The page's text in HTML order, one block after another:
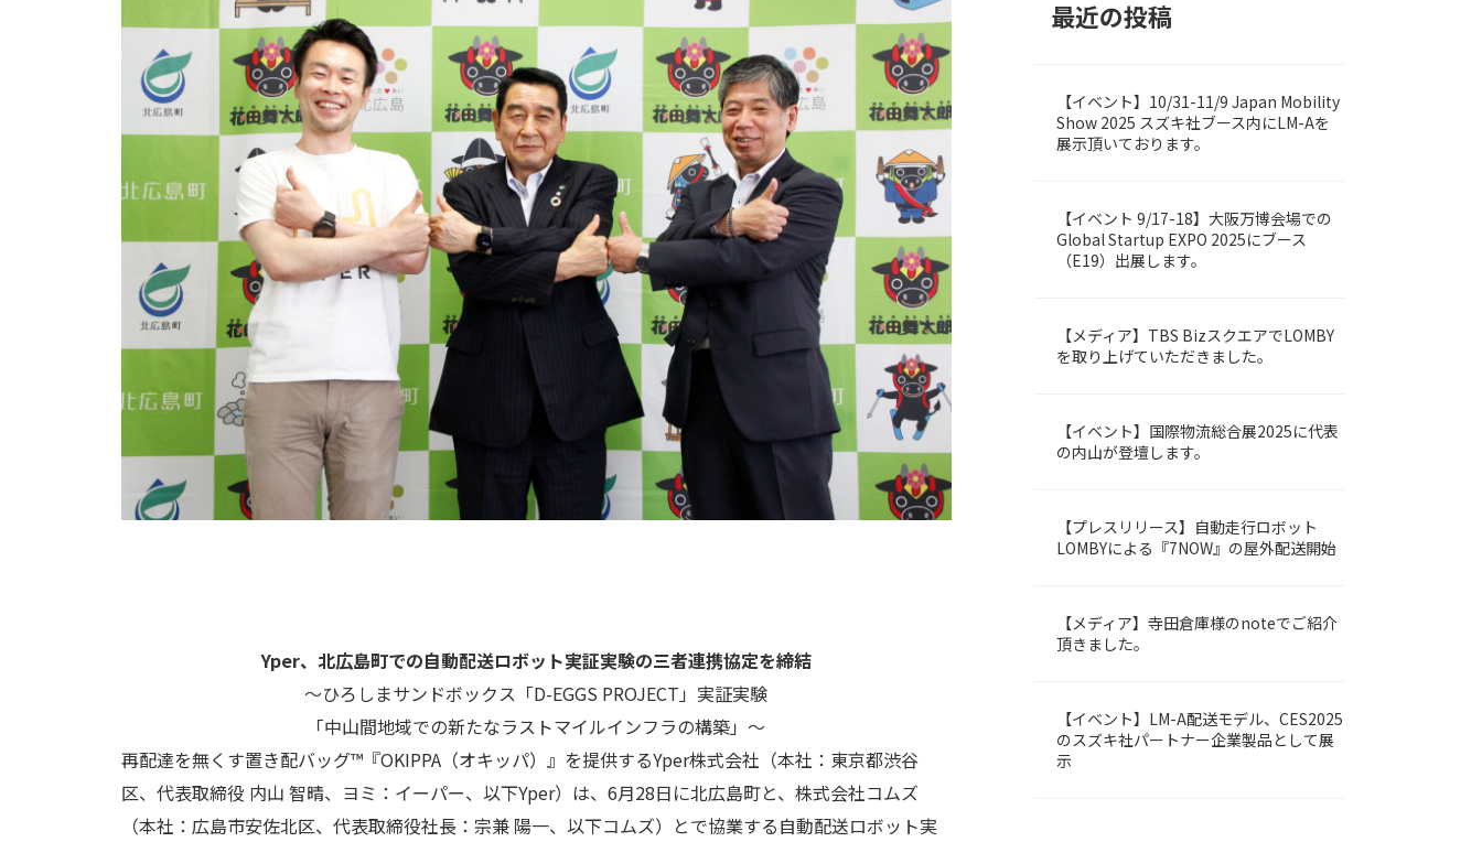
Yper、北広島町での自動配送ロボット実証実験の三者連携協定を締結
～ひろしまサンドボックス「D-EGGS PROJECT」実証実験
「中山間地域での新たなラストマイルインフラの構築」～
再配達を無くす置き配バッグ™『OKIPPA（オキッパ）』を提供するYper株式会社（本社：東京都渋⾕
区、代表取締役 内⼭ 智晴、ヨミ：イーパー、以下Yper）は、6月28日に北広島町と、株式会社コムズ
（本社：広島市安佐北区、代表取締役社長：宗兼 陽一、以下コムズ）とで協業する自動配送ロボット実
最近の投稿
LOMBY【イベント】10/31-11/9 Japan Mobility
Show 2025 スズキ社ブース内にLM-Aを
展示頂いております。
Uncategorized【イベント 9/17-18】大阪万博会場での
Global Startup EXPO 2025にブース
（E19）出展します。
LOMBY【メディア】TBS BizスクエアでLOMBY
を取り上げていただきました。
LOMBY【イベント】国際物流総合展2025に代表
の内山が登壇します。
LOMBY【プレスリリース】自動走行ロボット
LOMBYによる『7NOW』の屋外配送開始
LOMBY【メディア】寺田倉庫様のnoteでご紹介
頂きました。
LOMBY【イベント】LM-A配送モデル、CES2025
のスズキ社パートナー企業製品として展
示